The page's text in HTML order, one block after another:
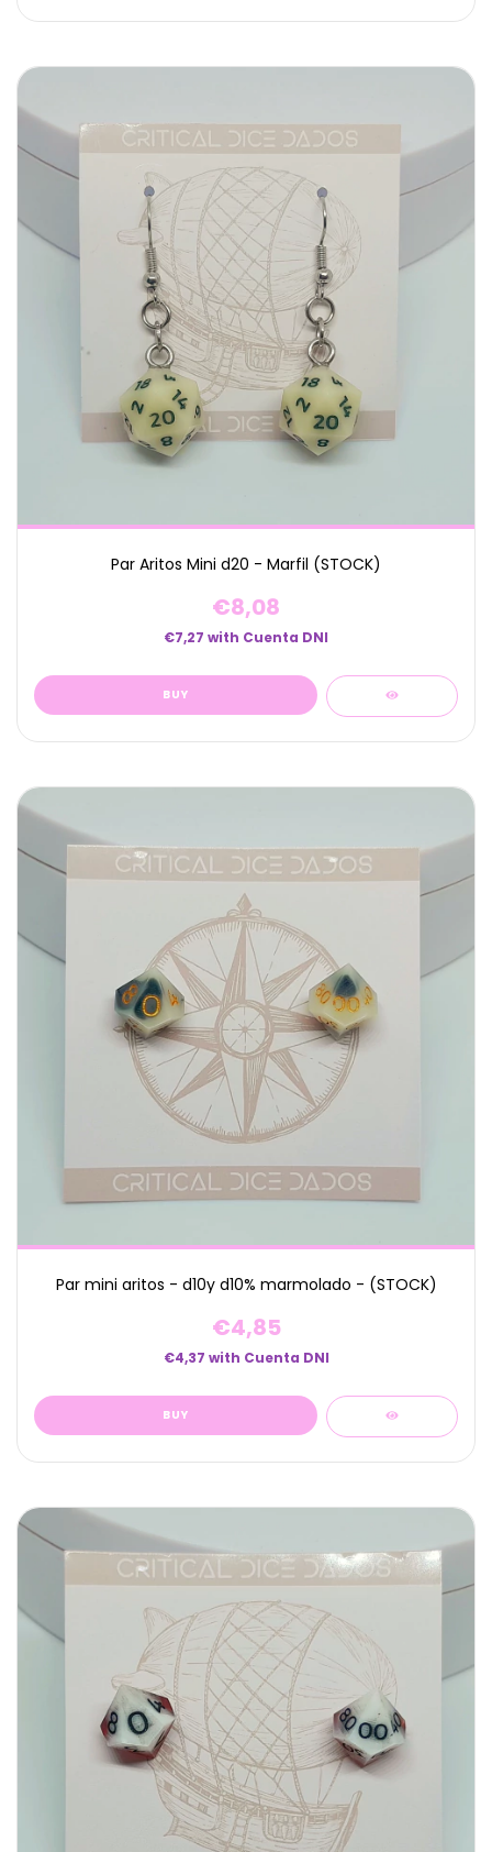
Par Aritos Mini d20 - Marfil (STOCK)
€8,08
€7,27 with Cuenta DNI
Par mini aritos - d10y d10% marmolado - (STOCK)
€4,85
€4,37 with Cuenta DNI